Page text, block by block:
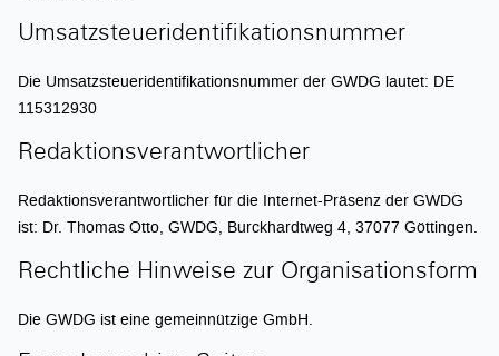
Umsatzsteueridentifikationsnummer
Die Umsatzsteueridentifikationsnummer der GWDG lautet: DE
115312930
Redaktionsverantwortlicher
Redaktionsverantwortlicher für die Internet-Präsenz der GWDG
ist: Dr. Thomas Otto, GWDG, Burckhardtweg 4, 37077 Göttingen.
Rechtliche Hinweise zur Organisationsform
Die GWDG ist eine gemeinnützige GmbH.